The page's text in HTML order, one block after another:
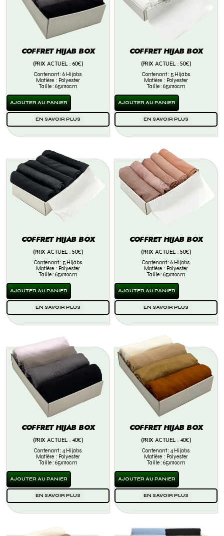
COFFRET HIJAB BOX
(PRIX ACTUEL : 60€)
Contenant : 6 Hijabs
Matière : Polyester
Taille : 65x110cm
AJOUTER AU PANIER
EN SAVOIR PLUS
COFFRET HIJAB BOX
(PRIX ACTUEL : 50€)
Contenant : 5 Hijabs
Matière : Polyester
Taille : 65x110cm
AJOUTER AU PANIER
EN SAVOIR PLUS
COFFRET HIJAB BOX
(PRIX ACTUEL : 50€)
Contenant : 5 Hijabs
Matière : Polyester
Taille : 65x110cm
AJOUTER AU PANIER
EN SAVOIR PLUS
COFFRET HIJAB BOX
(PRIX ACTUEL : 50€)
Contenant : 6 Hijabs
Matière : Polyester
Taille : 65x110cm
AJOUTER AU PANIER
EN SAVOIR PLUS
COFFRET HIJAB BOX
(PRIX ACTUEL : 40€)
Contenant : 4 Hijabs
Matière : Polyester
Taille : 65x110cm
AJOUTER AU PANIER
EN SAVOIR PLUS
COFFRET HIJAB BOX
(PRIX ACTUEL : 40€)
Contenant : 4 Hijabs
Matière : Polyester
Taille : 65x110cm
AJOUTER AU PANIER
EN SAVOIR PLUS